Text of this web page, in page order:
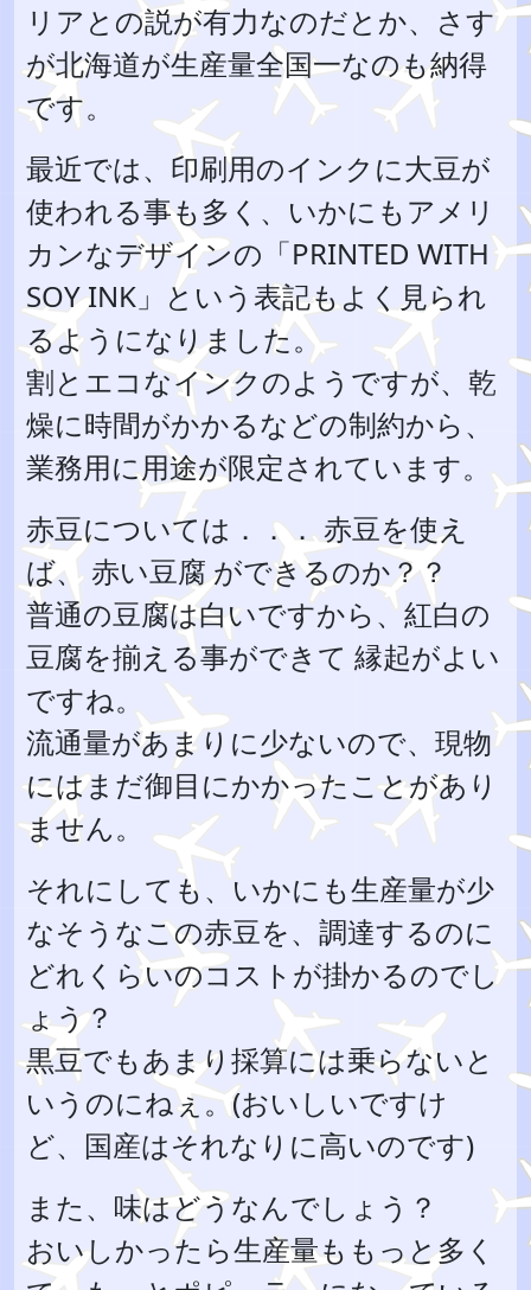
リアとの説が有力なのだとか、さす
が北海道が生産量全国一なのも納得
です。
最近では、印刷用のインクに大豆が
使われる事も多く、いかにもアメリ
カンなデザインの「PRINTED WITH
SOY INK」という表記もよく見られ
るようになりました。
割とエコなインクのようですが、乾
燥に時間がかかるなどの制約から、
業務用に用途が限定されています。
赤豆については．．． 赤豆を使え
ば、 赤い豆腐 ができるのか？？
普通の豆腐は白いですから、紅白の
豆腐を揃える事ができて 縁起がよい
ですね。
流通量があまりに少ないので、現物
にはまだ御目にかかったことがあり
ません。
それにしても、いかにも生産量が少
なそうなこの赤豆を、調達するのに
どれくらいのコストが掛かるのでし
ょう？
黒豆でもあまり採算には乗らないと
いうのにねぇ。(おいしいですけ
ど、国産はそれなりに高いのです)
また、味はどうなんでしょう？
おいしかったら生産量ももっと多く